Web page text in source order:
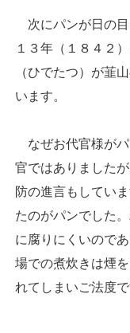
次にパンが日の目
１３年（１８４２
（ひでたつ）が韮
います。
なぜお代官様がパ
官ではありました
防の進言もしてい
たのがパンでした
に腐りにくいので
場での煮炊きは煙
れてしまいご法度で